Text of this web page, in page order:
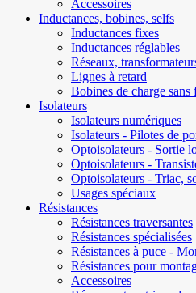
Accessoires
Inductances, bobines, selfs
Inductances fixes
Inductances réglables
Réseaux,
Lignes à retard
Bobines de charge sans
Isolateurs
Isolateurs numériques
Isolateurs - Pilotes de
Optoisolateurs - Sortie
Optoisolateurs -
Optoisolateurs - Triac,
Usages spéciaux
Résistances
Résistances traversantes
Résistances spécialisées
Résistances à puce -
Résistances pour
Accessoires